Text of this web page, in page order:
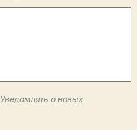
Уведомлять о новых